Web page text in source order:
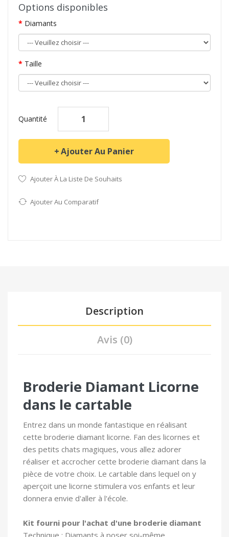
Options disponibles
Diamants
Taille
Quantité
Ajouter Au Panier
Ajouter À La Liste De Souhaits
Ajouter Au Comparatif
Description
Avis (0)
Broderie Diamant Licorne
dans le cartable
Entrez dans un monde fantastique en réalisant
cette broderie diamant licorne. Fan des licornes et
des petits chats magiques, vous allez adorer
réaliser et accrocher cette broderie diamant dans la
pièce de votre choix. Le cartable dans lequel on y
aperçoit une licorne stimulera vos enfants et leur
donnera envie d'aller à l'école.
Kit fourni pour l'achat d'une broderie diamant
Technique : Diamants à poser soi-même